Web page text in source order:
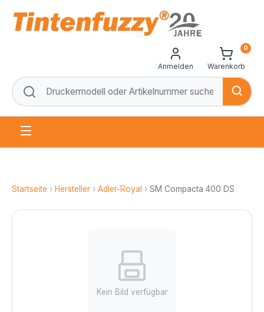
Anmelden Warenkorb
0
Startseite › Hersteller › Adler-Royal › SM Compacta 400 DS
Kein Bild verfügbar